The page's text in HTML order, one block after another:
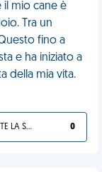
il mio cane è
Tra un
fino a
e ha iniziato a
della mia vita.
SVEGLIATI, TE LA SEI CERCATA! 0